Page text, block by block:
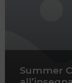
Summer